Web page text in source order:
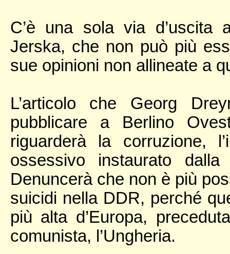
C’è una sola via d’uscita
Jerska, che non può più
sue opinioni non allineate a
L’articolo che Georg
pubblicare a Berlino
riguarderà la corruzione,
ossessivo instaurato dalla
Denuncerà che non è più
suicidi nella DDR, perché
più alta d’Europa,
comunista, l’Ungheria.